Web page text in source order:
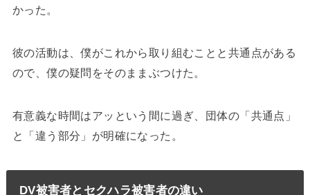
かった。
彼の活動は、僕がこれから取り組むことと共通点がある
ので、僕の疑問をそのままぶつけた。
有意義な時間はアッという間に過ぎ、団体の「共通点」
と「違う部分」が明確になった。
DV被害者とセクハラ被害者の違い